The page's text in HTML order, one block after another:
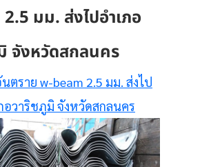
มม. ส่งไปอำเภอ
จังหวัดสกลนคร
ตราย w-beam 2.5 มม. ส่งไป
อวาริชภูมิ จังหวัดสกลนคร